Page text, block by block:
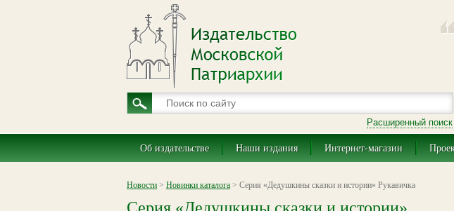
Расширенный поиск
Об издательстве Наши издания Интернет-магазин
Новости > Новинки каталога > Серия «Дедушкины сказки и истории» Рукавичка